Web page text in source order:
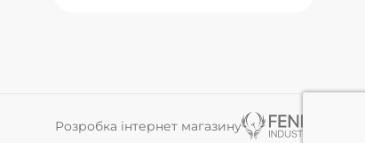
Розробка інтернет магазину